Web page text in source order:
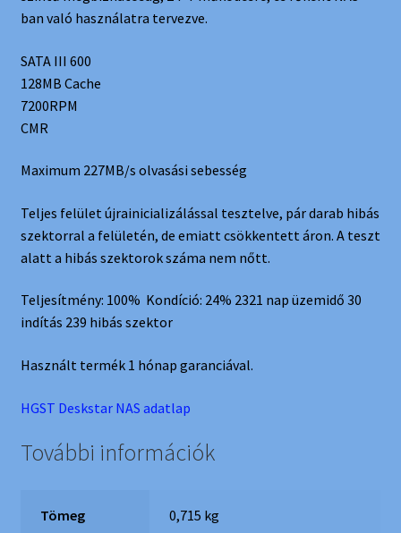
ban való használatra tervezve.
SATA III 600
128MB Cache
7200RPM
CMR
Maximum 227MB/s olvasási sebesség
Teljes felület újrainicializálással tesztelve, pár darab hibás
szektorral a felületén, de emiatt csökkentett áron. A teszt
alatt a hibás szektorok száma nem nőtt.
Teljesítmény: 100% Kondíció: 24% 2321 nap üzemidő 30
indítás 239 hibás szektor
Használt termék 1 hónap garanciával.
HGST Deskstar NAS adatlap
További információk
Tömeg 0,715 kg